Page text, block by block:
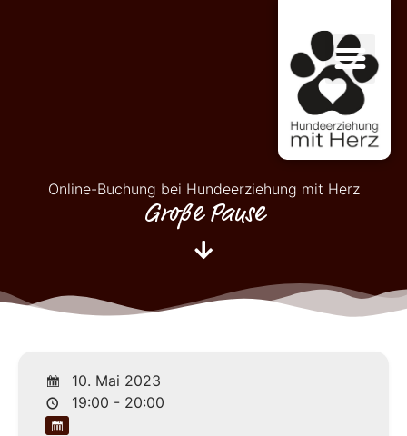
Online-Buchung bei Hundeerziehung mit Herz
Große Pause
10. Mai 2023
19:00 - 20:00